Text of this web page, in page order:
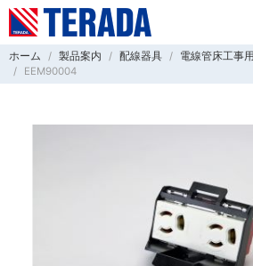
ホーム 製品案内 配線器具
電線管床工事
EEM90004